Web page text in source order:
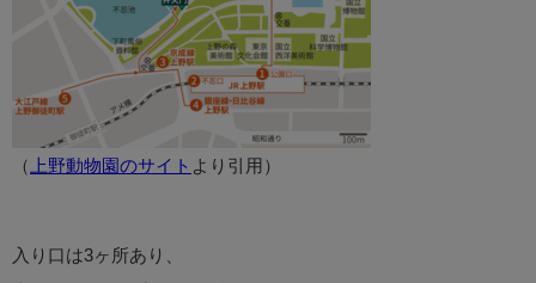
（ 上野動物園のサイト より引用）
入り口は3ヶ所あり、